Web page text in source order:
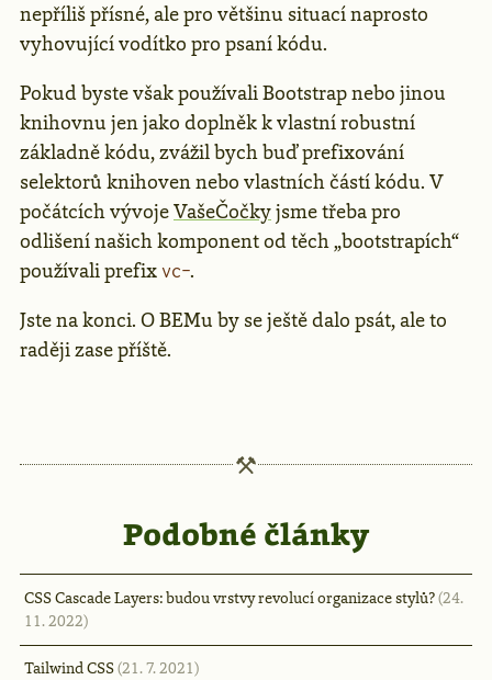
nepříliš přísné, ale pro většinu situací naprosto
vyhovující vodítko pro psaní kódu.
Pokud byste však používali Bootstrap nebo jinou
knihovnu jen jako doplněk k vlastní robustní
základně kódu, zvážil bych buď prefixování
selektorů knihoven nebo vlastních částí kódu. V
počátcích vývojeVašeČočkyjsme třeba pro
odlišení našich komponent od těch „bootstrapích“
používali prefix vc-.
Jste na konci. O BEMu by se ještě dalo psát, ale to
raději zase příště.
Podobné články
CSS Cascade Layers: budou vrstvy revolucí organizace stylů?(24.
11. 2022)
Tailwind CSS(21. 7. 2021)